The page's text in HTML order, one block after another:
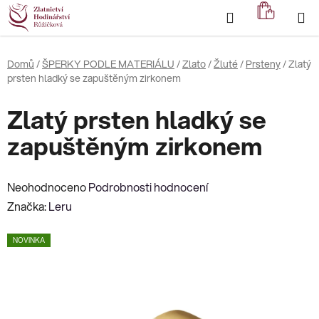
Přejít
na
obsah
Hledat
KOŠÍK
Domů /ŠPERKY PODLE MATERIÁLU /Zlato/Žluté/ Prsteny/Zlatý
prsten hladký se zapuštěným zirkonem
Zlatý prsten hladký se
zapuštěným zirkonem
Průměrné
hodnocení
je
NeohodnocenoPodrobnosti hodnocení
Značka:Leru
NOVINKA